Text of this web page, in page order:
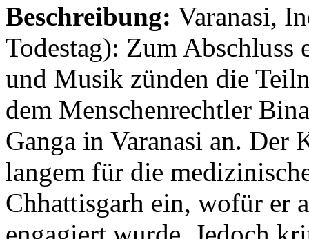
Beschreibung: Varanasi,
Todestag): Zum Abschluss
und Musik zünden die
dem Menschenrechtler
Ganga in Varanasi an. Der
langem für die
Chhattisgarh ein, wofür er